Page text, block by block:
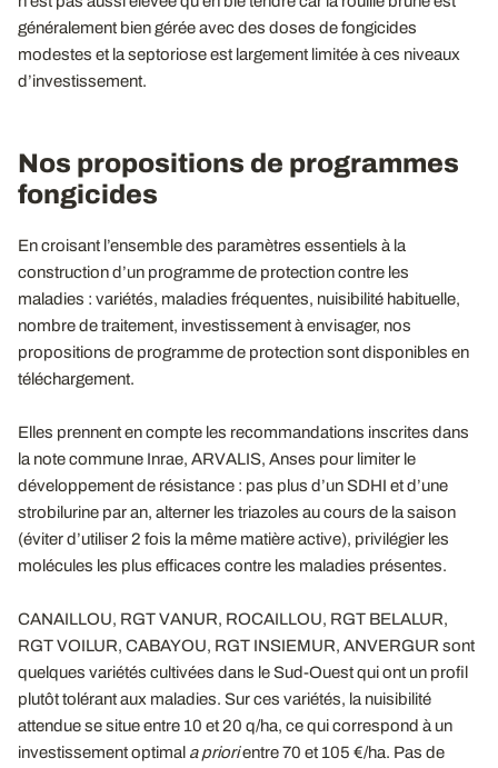
généralement bien gérée avec des doses de fongicides
modestes et la septoriose est largement limitée à ces niveaux
d’investissement.
Nos propositions de programmes
fongicides
En croisant l’ensemble des paramètres essentiels à la
construction d’un programme de protection contre les
maladies : variétés, maladies fréquentes, nuisibilité habituelle,
nombre de traitement, investissement à envisager, nos
propositions de programme de protection sont disponibles en
téléchargement.
Elles prennent en compte les recommandations inscrites dans
la note commune Inrae, ARVALIS, Anses pour limiter le
développement de résistance : pas plus d’un SDHI et d’une
strobilurine par an, alterner les triazoles au cours de la saison
(éviter d’utiliser 2 fois la même matière active), privilégier les
molécules les plus efficaces contre les maladies présentes.
CANAILLOU, RGT VANUR, ROCAILLOU, RGT BELALUR,
RGT VOILUR, CABAYOU, RGT INSIEMUR, ANVERGUR sont
quelques variétés cultivées dans le Sud-Ouest qui ont un profil
plutôt tolérant aux maladies. Sur ces variétés, la nuisibilité
attendue se situe entre 10 et 20 q/ha, ce qui correspond à un
investissement optimal a priorientre 70 et 105 €/ha. Pas de